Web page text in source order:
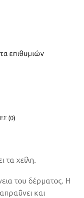
επιθυμιών
(0)
τα χείλη.
του δέρματος. Η
και